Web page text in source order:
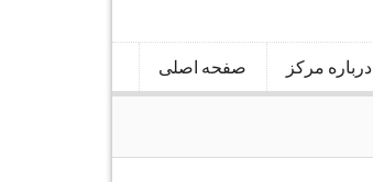
صفحه اصلی درباره مرکز